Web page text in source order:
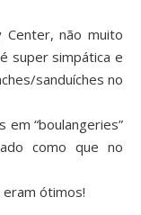
Center, não muito
é super simpática e
sanduíches no
“boulangeries”
como que no
ótimos!